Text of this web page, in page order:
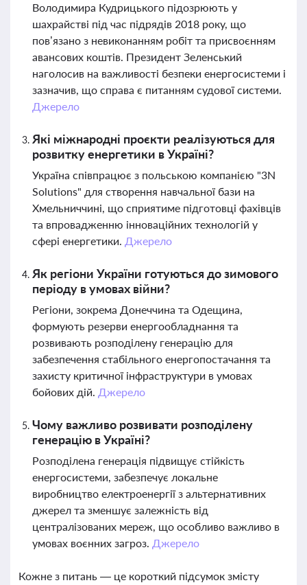
Володимира Кудрицького підозрюють у
шахрайстві під час підрядів 2018 року, що
пов’язано з невиконанням робіт та присвоєнням
авансових коштів. Президент Зеленський
наголосив на важливості безпеки енергосистеми і
зазначив, що справа є питанням судової системи.
Джерело
Які міжнародні проєкти реалізуються для
розвитку енергетики в Україні?
Україна співпрацює з польською компанією "3N
Solutions" для створення навчальної бази на
Хмельниччині, що сприятиме підготовці фахівців
та впровадженню інноваційних технологій у
сфері енергетики. Джерело
Як регіони України готуються до зимового
періоду в умовах війни?
Регіони, зокрема Донеччина та Одещина,
формують резерви енергообладнання та
розвивають розподілену генерацію для
забезпечення стабільного енергопостачання та
захисту критичної інфраструктури в умовах
бойових дій. Джерело
Чому важливо розвивати розподілену
генерацію в Україні?
Розподілена генерація підвищує стійкість
енергосистеми, забезпечує локальне
виробництво електроенергії з альтернативних
джерел та зменшує залежність від
централізованих мереж, що особливо важливо в
умовах воєнних загроз. Джерело
Кожне з питань — це короткий підсумок змісту